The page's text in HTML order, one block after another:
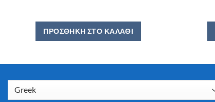
ΠΡΟΣΘΉΚΗ ΣΤΟ ΚΑΛΆΘΙ